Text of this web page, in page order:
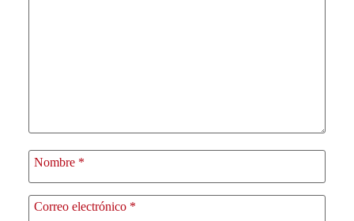
Nombre *
Correo electrónico *